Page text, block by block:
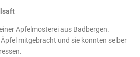
Apfelmosterei aus Badbergen.
mitgebracht und sie konnten selber